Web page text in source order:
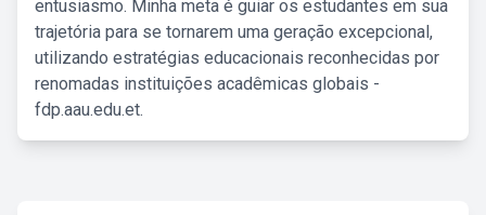
entusiasmo. Minha meta é guiar os estudantes em sua
trajetória para se tornarem uma geração excepcional,
utilizando estratégias educacionais reconhecidas por
renomadas instituições acadêmicas globais -
fdp.aau.edu.et.